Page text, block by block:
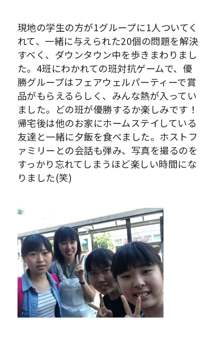
現地の学生の方が1グループに1人ついてく
れて、一緒に与えられた20個の問題を解決
すべく、ダウンタウン中を歩きまわりまし
た。4班にわかれての班対抗ゲームで、優
勝グループはフェアウェルパーティーで賞
品がもらえるらしく、みんな熱が入ってい
ました。どの班が優勝するか楽しみです！
帰宅後は他のお家にホームステイしている
友達と一緒に夕飯を食べました。ホストフ
ァミリーとの会話も弾み、写真を撮るのを
すっかり忘れてしまうほど楽しい時間にな
りました(笑)